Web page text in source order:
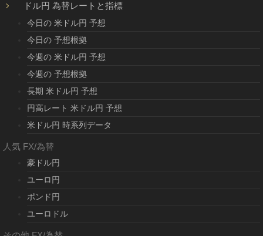
ドル円 為替レートと指標
今日の 米ドル円 予想
今日の 予想根拠
今週の 米ドル円 予想
今週の 予想根拠
長期 米ドル円 予想
円高レート 米ドル円 予想
米ドル円 時系列データ
人気 FX/為替
豪ドル円
ユーロ円
ポンド円
ユーロドル